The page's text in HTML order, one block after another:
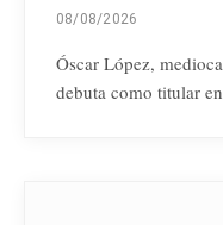
08/08/2026
Óscar López,
debuta como titular